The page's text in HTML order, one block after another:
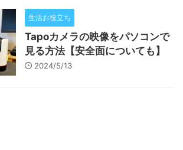
生活お役立ち
Tapoカメラの映像をパソコンで
見る方法【安全面についても】
2024/5/13